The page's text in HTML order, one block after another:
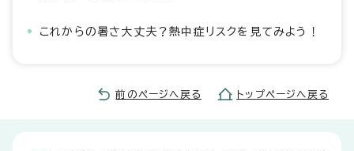
これからの暑さ大丈夫？熱中症リスクを見てみよう！
前のページへ戻る トップページへ戻る